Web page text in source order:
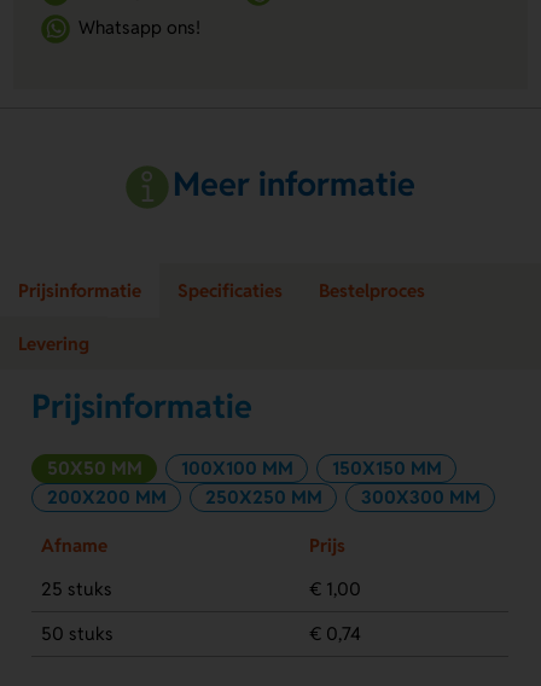
Whatsapp ons!
Meer informatie
Prijsinformatie Specificaties Bestelproces
Levering
Prijsinformatie
50X50 MM 100X100 MM
150X150 MM
200X200 MM
250X250 MM 300X300 MM
Afname
Prijs
25 stuks
€ 1,00
50 stuks
€ 0,74